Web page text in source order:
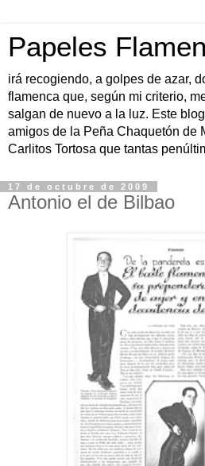
Papeles
irá recogiendo, a golpes de azar,
flamenca que, según mi criterio,
salgan de nuevo a la luz. Este
amigos de la Peña Chaquetón de
Carlitos Tortosa que tantas
17 de octubre de 2009
Antonio el de Bilbao